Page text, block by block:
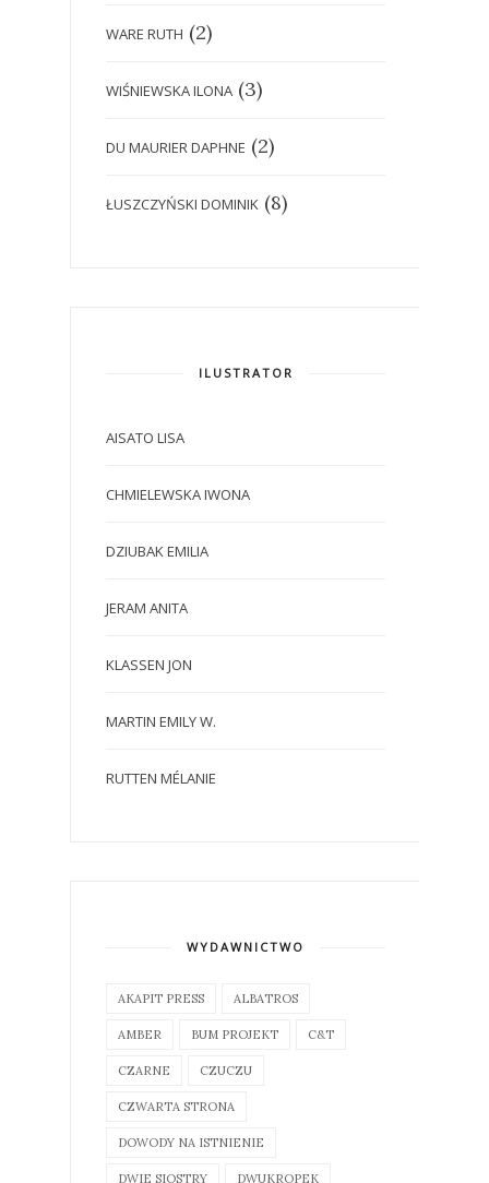
WARE RUTH (2)
WIŚNIEWSKA ILONA (3)
DU MAURIER DAPHNE (2)
ŁUSZCZYŃSKI DOMINIK (8)
ILUSTRATOR
AISATO LISA
CHMIELEWSKA IWONA
DZIUBAK EMILIA
JERAM ANITA
KLASSEN JON
MARTIN EMILY W.
RUTTEN MÉLANIE
WYDAWNICTWO
AKAPIT PRESS ALBATROS
AMBER BUM PROJEKT C&T
CZARNE CZUCZU
CZWARTA STRONA
DOWODY NA ISTNIENIE
DWIE SIOSTRY DWUKROPEK